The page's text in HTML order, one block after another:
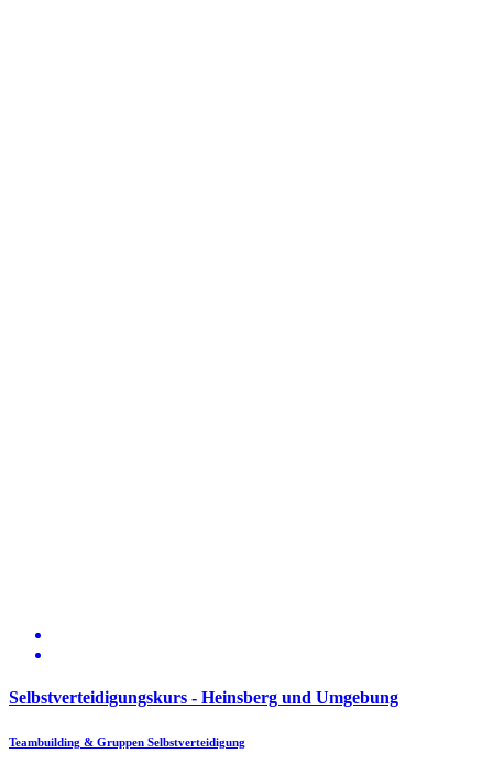
Selbstverteidigungskurs - Heinsberg und Umgebung
Teambuilding & Gruppen Selbstverteidigung